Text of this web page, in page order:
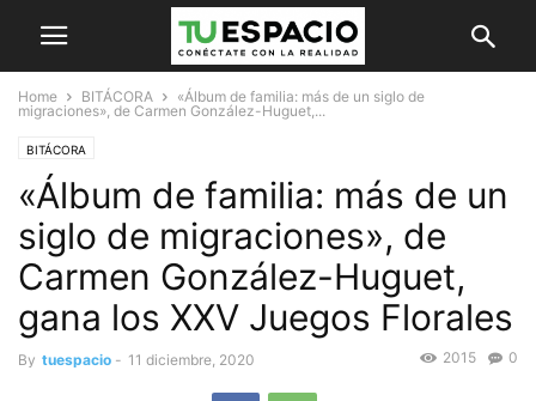
Home BITÁCORA
«Álbum de familia: más de un siglo de
migraciones», de Carmen González-Huguet,...
BITÁCORA
«Álbum de familia: más de un
siglo de migraciones», de
Carmen González-Huguet,
gana los XXV Juegos Florales
By tuespacio - 11 diciembre, 2020 0
2015